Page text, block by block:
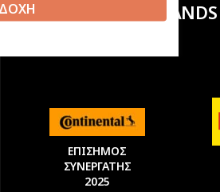
ΚΟΡΥΦΑΙΩΝ
ΕΠΙΣΗΜΟΣ
ΣΥΝΕΡΓΑΤΗΣ
2025